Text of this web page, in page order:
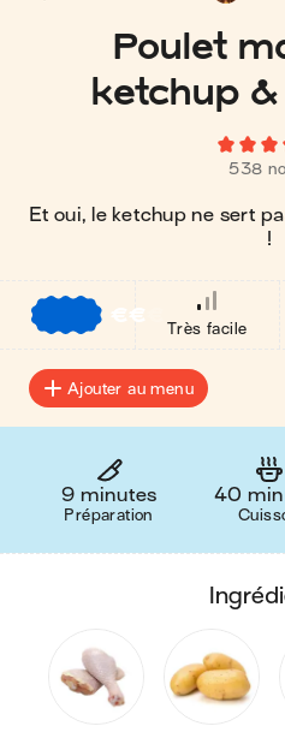
Poulet
ketchup
538
Et oui, le ketchup ne sert
!
€€
Très facile
Ajouter au menu
9 minutes
Préparation
40